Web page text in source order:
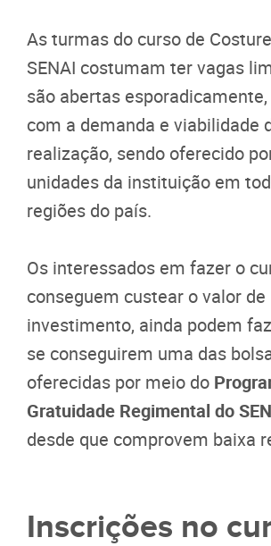
As turmas do curso de
SENAI costumam ter vagas
são abertas
com a demanda e viabilidade
realização, sendo oferecido
unidades da instituição em
regiões do país.
Os interessados em fazer o
conseguem custear o valor de
investimento, ainda podem
se conseguirem uma das
oferecidas por meio do
Gratuidade Regimental do
desde que comprovem baixa
Inscrições no